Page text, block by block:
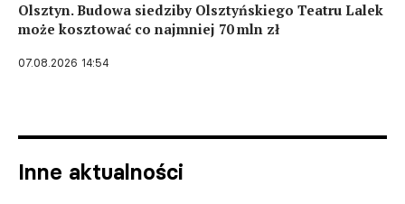
Olsztyn. Budowa siedziby Olsztyńskiego Teatru Lalek
może kosztować co najmniej 70 mln zł
07.08.2026 14:54
Inne aktualności